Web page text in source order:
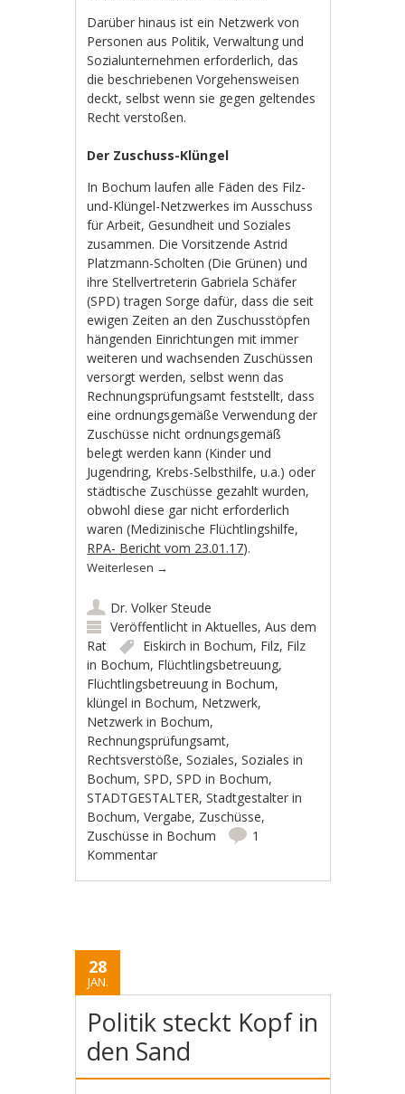
Darüber hinaus ist ein Netzwerk von
Personen aus Politik, Verwaltung und
Sozialunternehmen erforderlich, das
die beschriebenen Vorgehensweisen
deckt, selbst wenn sie gegen geltendes
Recht verstoßen.
Der Zuschuss-Klüngel
In Bochum laufen alle Fäden des Filz-
und-Klüngel-Netzwerkes im Ausschuss
für Arbeit, Gesundheit und Soziales
zusammen. Die Vorsitzende Astrid
Platzmann-Scholten (Die Grünen) und
ihre Stellvertreterin Gabriela Schäfer
(SPD) tragen Sorge dafür, dass die seit
ewigen Zeiten an den Zuschusstöpfen
hängenden Einrichtungen mit immer
weiteren und wachsenden Zuschüssen
versorgt werden, selbst wenn das
Rechnungsprüfungsamt feststellt, dass
eine ordnungsgemäße Verwendung der
Zuschüsse nicht ordnungsgemäß
belegt werden kann (Kinder und
Jugendring, Krebs-Selbsthilfe, u.a.) oder
städtische Zuschüsse gezahlt wurden,
obwohl diese gar nicht erforderlich
waren (Medizinische Flüchtlingshilfe,
RPA- Bericht vom 23.01.17).
Weiterlesen →
Dr. Volker Steude
Veröffentlicht inAktuelles,Aus dem
Rat
Eiskirch in Bochum, Filz, Filz
in Bochum, Flüchtlingsbetreuung,
Flüchtlingsbetreuung in Bochum,
klüngel in Bochum, Netzwerk,
Netzwerk in Bochum,
Rechnungsprüfungsamt,
Rechtsverstöße,Soziales,Soziales in
Bochum,SPD,SPD in Bochum,
STADTGESTALTER,Stadtgestalter in
Bochum,Vergabe, Zuschüsse,
Zuschüsse in Bochum
1
Kommentar
28
JAN.
Politik steckt Kopf in
den Sand